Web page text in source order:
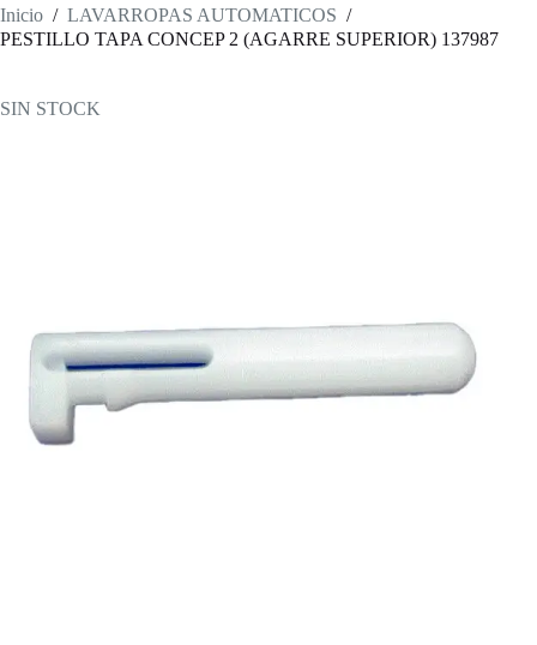
Inicio / LAVARROPAS AUTOMATICOS /
PESTILLO TAPA CONCEP 2 (AGARRE SUPERIOR) 137987
SIN STOCK